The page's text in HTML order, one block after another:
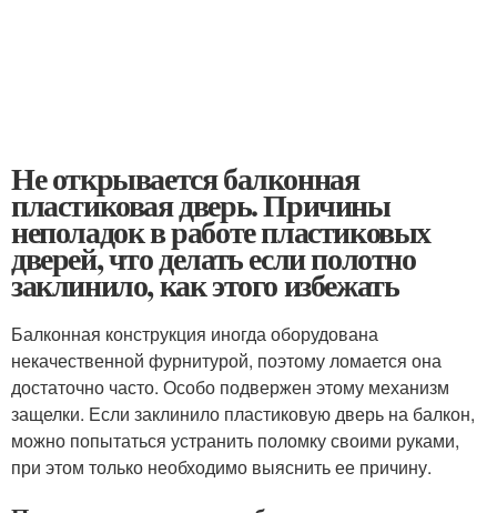
Не открывается балконная
пластиковая дверь. Причины
неполадок в работе пластиковых
дверей, что делать если полотно
заклинило, как этого избежать
Балконная конструкция иногда оборудована
некачественной фурнитурой, поэтому ломается она
достаточно часто. Особо подвержен этому механизм
защелки. Если заклинило пластиковую дверь на балкон,
можно попытаться устранить поломку своими руками,
при этом только необходимо выяснить ее причину.